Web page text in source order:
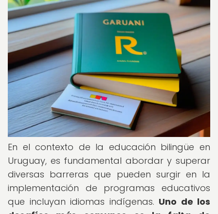
En el contexto de la educación bilingüe en
Uruguay, es fundamental abordar y superar
diversas barreras que pueden surgir en la
implementación de programas educativos
que incluyan idiomas indígenas. Uno de los